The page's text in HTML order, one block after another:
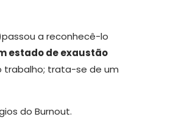
a reconhecê-lo
estado de exaustão
trabalho; trata-se de um
do Burnout.